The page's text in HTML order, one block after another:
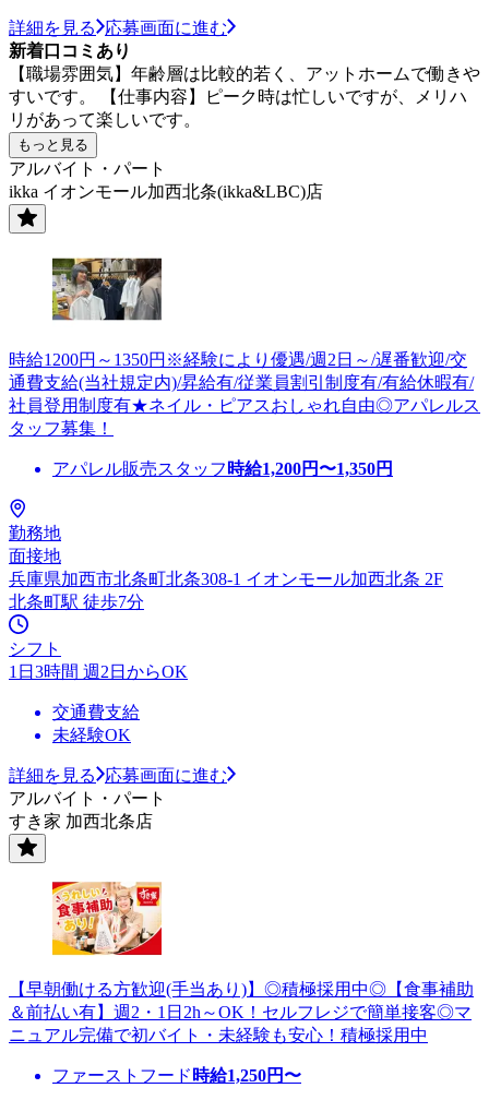
詳細を見る
応募画面に進む
新着口コミあり
【職場雰囲気】年齢層は比較的若く、アットホームで働きや
すいです。 【仕事内容】ピーク時は忙しいですが、メリハ
リがあって楽しいです。
もっと見る
アルバイト・パート
ikka イオンモール加西北条(ikka&LBC)店
時給1200円～1350円※経験により優遇/週2日～/遅番歓迎/交
通費支給(当社規定内)/昇給有/従業員割引制度有/有給休暇有/
社員登用制度有★ネイル・ピアスおしゃれ自由◎アパレルス
タッフ募集！
アパレル販売スタッフ 時給1,200円〜1,350円
勤務地
面接地
兵庫県加西市北条町北条308-1 イオンモール加西北条 2F
北条町駅 徒歩7分
シフト
1日3時間 週2日からOK
交通費支給
未経験OK
詳細を見る
応募画面に進む
アルバイト・パート
すき家 加西北条店
【早朝働ける方歓迎(手当あり)】◎積極採用中◎【食事補助
＆前払い有】週2・1日2h～OK！セルフレジで簡単接客◎マ
ニュアル完備で初バイト・未経験も安心！積極採用中
ファーストフード 時給1,250円〜